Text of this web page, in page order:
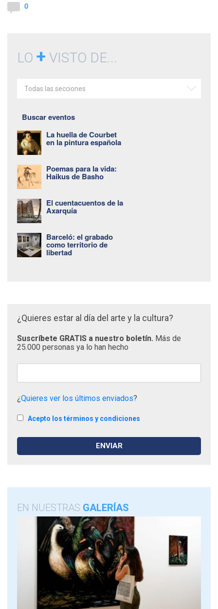
0
LO + VISTO DE...
Todas las secciones
Buscar eventos
La huella de Courbet
en la pintura española
Poemas para la vida:
Haikus de Basho
El cuentacuentos de la
Axarquía
Barceló: el grabado
como territorio de
libertad
¿Quieres estar al día del arte y la cultura?
Suscríbete GRATIS a nuestro boletín. Más de
25.000 personas ya lo han hecho
¿Quieres ver los últimos enviados?
Acepto los términos y condiciones
EN NUESTRAS GALERÍAS